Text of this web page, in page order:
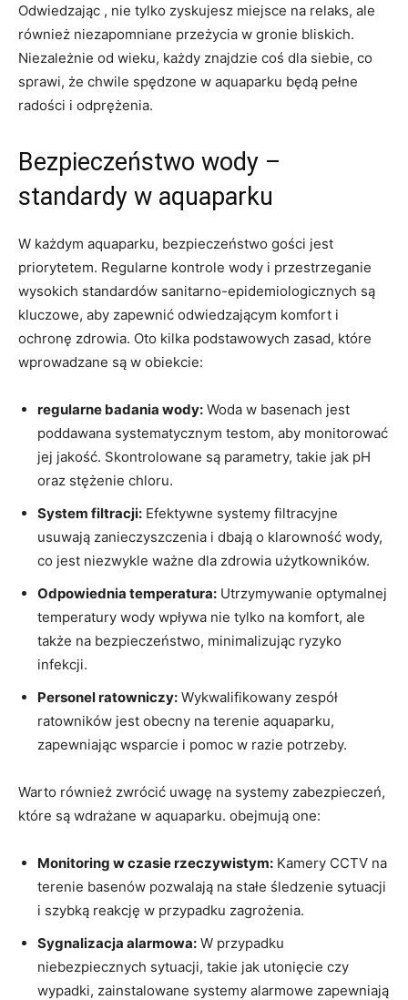
Odwiedzając , nie tylko zyskujesz miejsce na relaks, ale
również niezapomniane przeżycia w gronie bliskich.
Niezależnie od wieku, każdy znajdzie coś dla siebie, co
sprawi, że chwile spędzone w aquaparku będą pełne
radości i odprężenia.
Bezpieczeństwo wody –
standardy w aquaparku
W każdym aquaparku, bezpieczeństwo gości jest
priorytetem. Regularne kontrole wody i przestrzeganie
wysokich standardów sanitarno-epidemiologicznych są
kluczowe, aby zapewnić odwiedzającym komfort i
ochronę zdrowia. Oto kilka podstawowych zasad, które
wprowadzane są w obiekcie:
regularne badania wody: Woda w basenach jest
poddawana systematycznym testom, aby monitorować
jej jakość. Skontrolowane są parametry, takie jak pH
oraz stężenie chloru.
System filtracji: Efektywne systemy filtracyjne
usuwają zanieczyszczenia i dbają o klarowność wody,
co jest niezwykle ważne dla zdrowia użytkowników.
Odpowiednia temperatura: Utrzymywanie optymalnej
temperatury wody wpływa nie tylko na komfort, ale
także na bezpieczeństwo, minimalizując ryzyko
infekcji.
Personel ratowniczy: Wykwalifikowany zespół
ratowników jest obecny na terenie aquaparku,
zapewniając wsparcie i pomoc w razie potrzeby.
Warto również zwrócić uwagę na systemy zabezpieczeń,
które są wdrażane w aquaparku. obejmują one:
Monitoring w czasie rzeczywistym: Kamery CCTV na
terenie basenów pozwalają na stałe śledzenie sytuacji
i szybką reakcję w przypadku zagrożenia.
Sygnalizacja alarmowa: W przypadku
niebezpiecznych sytuacji, takie jak utonięcie czy
wypadki, zainstalowane systemy alarmowe zapewniają